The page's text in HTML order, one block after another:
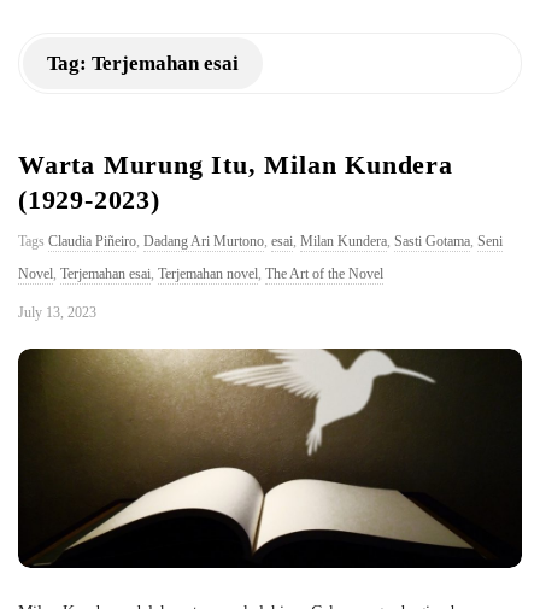
Tag: Terjemahan esai
Warta Murung Itu, Milan Kundera
(1929-2023)
Tags Claudia Piñeiro, Dadang Ari Murtono, esai, Milan Kundera, Sasti Gotama, Seni
Novel, Terjemahan esai, Terjemahan novel, The Art of the Novel
July 13, 2023